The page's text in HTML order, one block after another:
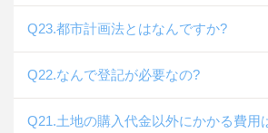
Q23.都市計画法とはなんですか?
Q22.なんで登記が必要なの?
Q21.土地の購入代金以外にかかる費用